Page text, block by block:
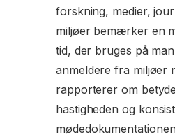
forskning, medier,
miljøer bemærker en
tid, der bruges på
anmeldere fra miljøer
rapporterer om
hastigheden og